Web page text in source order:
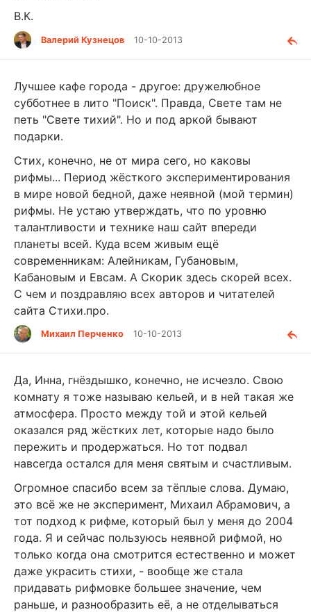
В.К.
Валерий Кузнецов 10-10-2013
Лучшее кафе города - другое: дружелюбное
субботнее в лито "Поиск". Правда, Свете там не
петь "Свете тихий". Но и под аркой бывают
подарки.
Стих, конечно, не от мира сего, но каковы
рифмы... Период жёсткого экспериментирования
в мире новой бедной, даже неявной (мой термин)
рифмы. Не устаю утверждать, что по уровню
талантливости и технике наш сайт впереди
планеты всей. Куда всем живым ещё
современникам: Алейникам, Губановым,
Кабановым и Евсам. А Скорик здесь скорей всех.
С чем и поздравляю всех авторов и читателей
сайта Стихи.про.
Михаил Перченко 10-10-2013
Да, Инна, гнёздышко, конечно, не исчезло. Свою
комнату я тоже называю кельей, и в ней такая же
атмосфера. Просто между той и этой кельей
оказался ряд жёстких лет, которые надо было
пережить и продержаться. Но тот подвал
навсегда остался для меня святым и счастливым.
Огромное спасибо всем за тёплые слова. Думаю,
это всё же не эксперимент, Михаил Абрамович, а
тот подход к рифме, который был у меня до 2004
года. Я и сейчас пользуюсь неявной рифмой, но
только когда она смотрится естественно и может
даже украсить стихи, - вообще же стала
придавать рифмовке большее значение, чем
раньше, и разнообразить её, а не отделываться